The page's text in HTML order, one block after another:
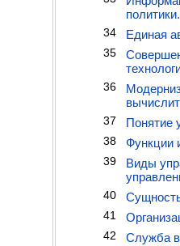
политики.
34 Единая
35
36
37 Понятие
38 Функции
39
Виды
40
41
42 Служба в